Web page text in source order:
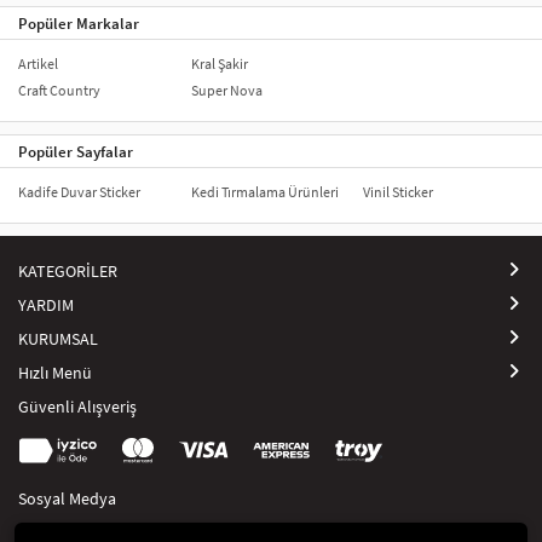
Popüler Markalar
Artikel
Craft Country
Kral Şakir
Super Nova
Popüler Sayfalar
Kadife Duvar Sticker Kedi Tırmalama Ürünleri Vinil Sticker
KATEGORİLER
YARDIM
KURUMSAL
Hızlı Menü
Güvenli Alışveriş
Sosyal Medya